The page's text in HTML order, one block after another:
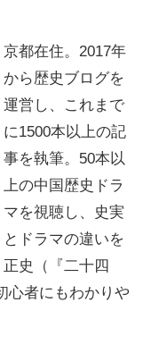
京都在住。2017年
から歴史ブログを
運営し、これまで
に1500本以上の記
事を執筆。50本以
上の中国歴史ドラ
マを視聴し、史実
とドラマの違いを
正史（『二十四
心者にもわかりや